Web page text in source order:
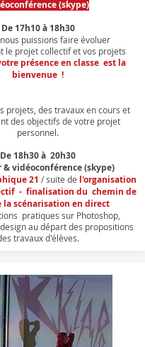
(skype)
De 17h10 à 18h30
puissions faire évoluer
le projet collectif et vos projets
présence en classe est la
bienvenue !
projets, des travaux en cours et
des objectifs de votre projet
personnel.​​​
De 18h30 à 20h30
& vidéoconférence (skype)
21 / suite de l'organisation
- finalisation du chemin de
la scénarisation en direct
pratiques sur Photoshop,
au départ des propositions
travaux d'élèves.